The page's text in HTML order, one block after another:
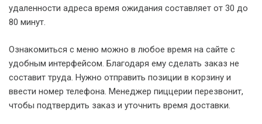
удаленности адреса время ожидания составляет от 30 до
80 минут.
Ознакомиться с меню можно в любое время на сайте с
удобным интерфейсом. Благодаря ему сделать заказ не
составит труда. Нужно отправить позиции в корзину и
ввести номер телефона. Менеджер пиццерии перезвонит,
чтобы подтвердить заказ и уточнить время доставки.